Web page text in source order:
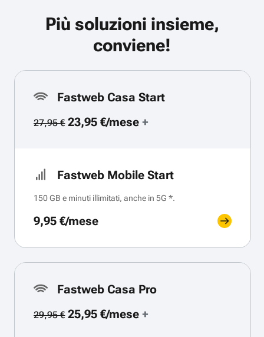
Più soluzioni insieme,
conviene!
Fastweb Casa Start
27,95 €23,95 €/mese+
Fastweb Mobile Start
150 GB e minuti illimitati, anche in 5G *.
9,95 €/mese
Fastweb Casa Pro
29,95 €25,95 €/mese+